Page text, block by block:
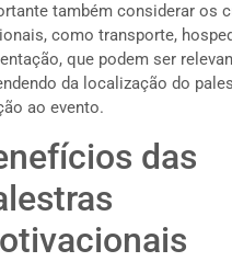
também considerar os
como transporte,
que podem ser
da localização do
ao evento.
das